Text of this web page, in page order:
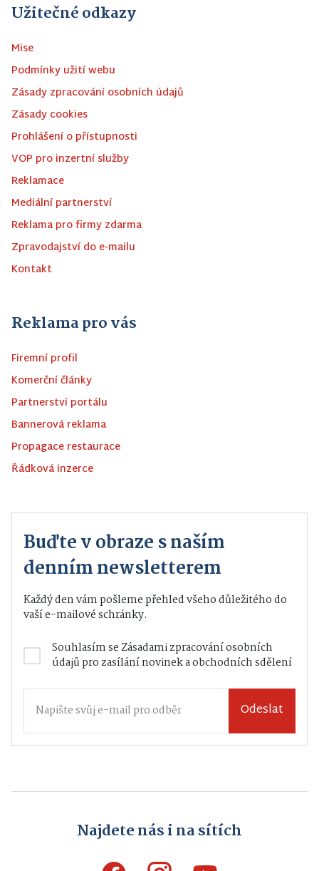
Užitečné odkazy
Mise
Podmínky užití webu
Zásady zpracování osobních údajů
Zásady cookies
Prohlášení o přístupnosti
VOP pro inzertní služby
Reklamace
Mediální partnerství
Reklama pro firmy zdarma
Zpravodajství do e-mailu
Kontakt
Reklama pro vás
Firemní profil
Komerční články
Partnerství portálu
Bannerová reklama
Propagace restaurace
Řádková inzerce
Buďte v obraze s naším
denním newsletterem
Každý den vám pošleme přehled všeho důležitého do
vaší e-mailové schránky.
Souhlasím seZásadami zpracování osobních
údajůpro zasílání novinek a obchodních sdělení
Odeslat
Najdete nás i na sítích